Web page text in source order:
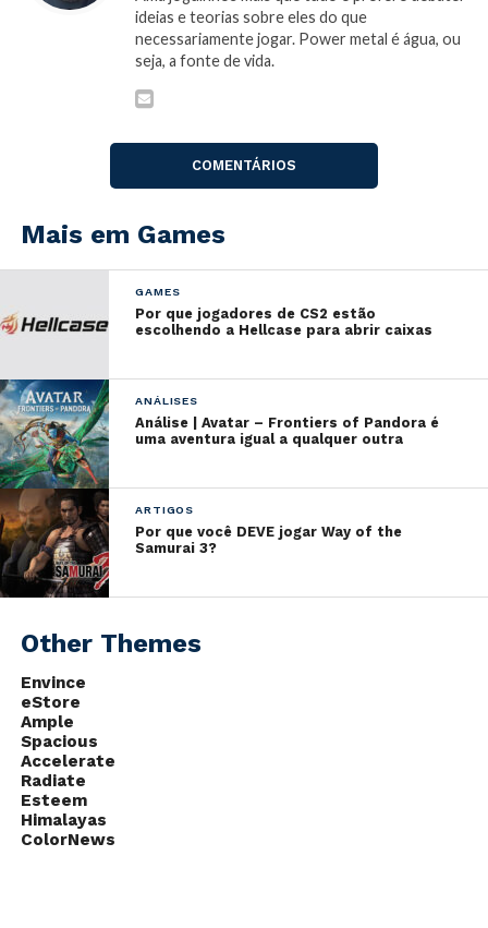
Confira o trailer do game:ideias e teorias sobre eles do que
necessariamente jogar. Power metal é água, ou
seja, a fonte de vida.
COMENTÁRIOS
Mais em Games
GAMES
Por que jogadores de CS2 estão
escolhendo a Hellcase para abrir caixas
ANÁLISES
Análise | Avatar – Frontiers of Pandora é
uma aventura igual a qualquer outra
ARTIGOS
Por que você DEVE jogar Way of the
Samurai 3?
Other Themes
Envince
eStore
Ample
Spacious
Accelerate
Radiate
Esteem
Himalayas
ColorNews